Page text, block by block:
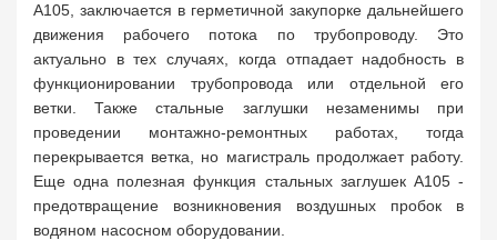
A105, заключается в герметичной закупорке дальнейшего
движения рабочего потока по трубопроводу. Это
актуально в тех случаях, когда отпадает надобность в
функционировании трубопровода или отдельной его
ветки. Также стальные заглушки незаменимы при
проведении монтажно-ремонтных работах, тогда
перекрывается ветка, но магистраль продолжает работу.
Еще одна полезная функция стальных заглушек A105 -
предотвращение возникновения воздушных пробок в
водяном насосном оборудовании.